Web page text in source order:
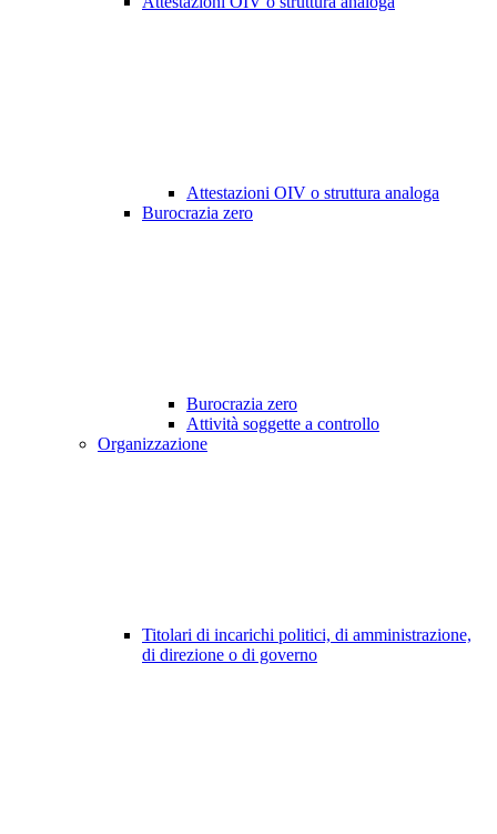
Attestazioni OIV o struttura analoga
Burocrazia zero
Burocrazia zero
Attività soggette a controllo
Organizzazione
Titolari di incarichi politici, di amministrazione,
di direzione o di governo